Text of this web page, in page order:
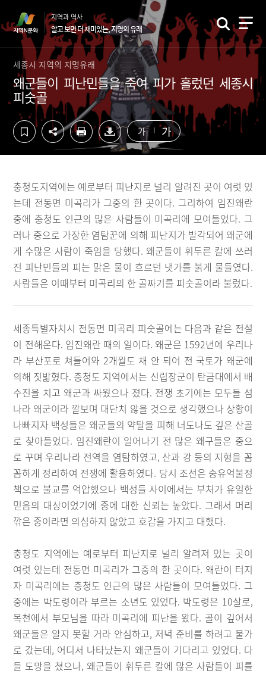
텐
츠
영
가
단
영
역
기
지역과 역사
알고 보면 더 재미있는, 지명의 유래
세종시 지역의 지명유래
왜군들이 피난민들을 죽여 피가 흘렀던 세종시
피숫골
가 가
충청도지역에는 예로부터 피난지로 널리 알려진 곳이 여럿 있
는데 전동면 미곡리가 그중의 한 곳이다. 그리하여 임진왜란
중에 충청도 인근의 많은 사람들이 미곡리에 모여들었다. 그
러나 중으로 가장한 염탐꾼에 의해 피난지가 발각되어 왜군에
게 수많은 사람이 죽임을 당했다. 왜군들이 휘두른 칼에 쓰러
진 피난민들의 피는 맑은 물이 흐르던 냇가를 붉게 물들였다.
사람들은 이때부터 미곡리의 한 골짜기를 피숫골이라 불렀다.
세종특별자치시 전동면 미곡리 피숫골에는 다음과 같은 전설
이 전해온다. 임진왜란 때의 일이다. 왜군은 1592년에 우리나
라 부산포로 쳐들어와 2개월도 채 안 되어 전 국토가 왜군에
의해 짓밟혔다. 충청도 지역에서는 신립장군이 탄금대에서 배
수진을 치고 왜군과 싸웠으나 졌다. 전쟁 초기에는 모두들 섬
나라 왜군이라 깔보며 대단치 않을 것으로 생각했으나 상황이
나빠지자 백성들은 왜군들의 약탈을 피해 너도나도 깊은 산골
로 찾아들었다. 임진왜란이 일어나기 전 많은 왜구들은 중으
로 꾸며 우리나라 전역을 염탐하였고, 산과 강 등의 지형을 꼼
꼼하게 정리하여 전쟁에 활용하였다. 당시 조선은 숭유억불정
책으로 불교를 억압했으나 백성들 사이에서는 부처가 유일한
믿음의 대상이었기에 중에 대한 신뢰는 높았다. 그래서 머리
깎은 중이라면 의심하지 않았고 호감을 가지고 대했다.
충청도 지역에는 예로부터 피난지로 널리 알려져 있는 곳이
여럿 있는데 전동면 미곡리가 그중의 한 곳이다. 왜란이 터지
자 미곡리에는 충청도 인근의 많은 사람들이 모여들었다. 그
중에는 박도령이라 부르는 소년도 있었다. 박도령은 10살로,
목천에서 부모님을 따라 미곡리에 피난을 왔다. 골이 깊어서
왜군들은 알지 못할 거라 안심하고, 저녁 준비를 하려고 물가
로 갔는데, 어디서 나타났는지 왜군들이 기다리고 있었다. 다
들 도망을 쳤으나, 왜군들이 휘두른 칼에 많은 사람들이 피를